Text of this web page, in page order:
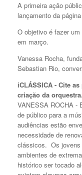
A primeira ação
lançamento da
O objetivo é fazer
em março.
Vanessa Rocha,
Sebastian Rio,
iCLÁSSICA - Cite
criação da orquestra.
VANESSA ROCHA -
de público para a
audiências estão
necessidade de
clássicos. Os jovens
ambientes de
histórico ser tocado